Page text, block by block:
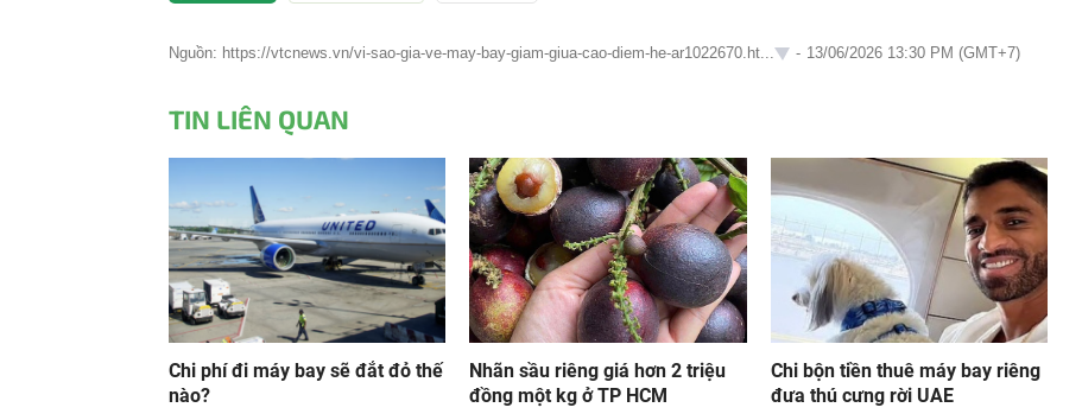
Nguồn: https://vtcnews.vn/vi-sao-gia-ve-may-bay-giam-giua-cao-diem-he-ar1022670.ht... - 13/06/2026 13:30 PM (GMT+7)
TIN LIÊN QUAN
Chi phí đi máy bay sẽ đắt đỏ thế
nào?
Nhãn sầu riêng giá hơn 2 triệu
đồng một kg ở TP HCM
Chi bộn tiền thuê máy bay riêng
đưa thú cưng rời UAE